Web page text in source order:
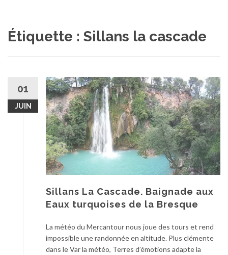
Étiquette : Sillans la cascade
01
JUIN
Sillans La Cascade. Baignade aux
Eaux turquoises de la Bresque
La météo du Mercantour nous joue des tours et rend
impossible une randonnée en altitude. Plus clémente
dans le Var la météo, Terres d’émotions adapte la